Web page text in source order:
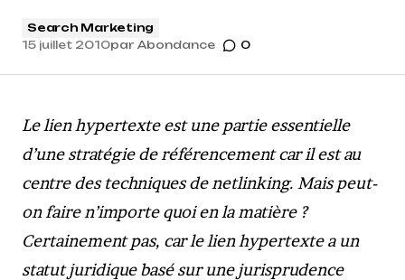
Search Marketing
15 juillet 2010par Abondance 0
Le lien hypertexte est une partie essentielle
d’une stratégie de référencement car il est au
centre des techniques de netlinking. Mais peut-
on faire n’importe quoi en la matière ?
Certainement pas, car le lien hypertexte a un
statut juridique basé sur une jurisprudence